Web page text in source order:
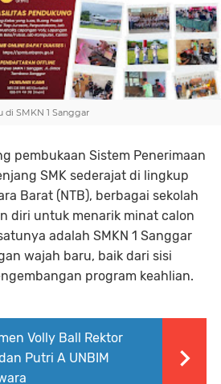
di SMKN 1 Sanggar
pembukaan Sistem Penerimaan
SMK sederajat di lingkup
Barat (NTB), berbagai sekolah
diri untuk menarik minat calon
adalah SMKN 1 Sanggar
wajah baru, baik dari sisi
program keahlian.
Volly Ball Rektor
Putri A UNBIM